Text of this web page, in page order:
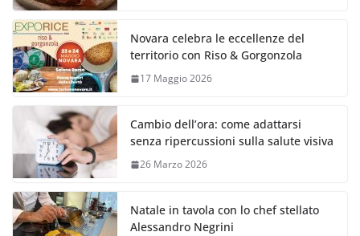
Novara celebra le eccellenze del
territorio con Riso & Gorgonzola
17 Maggio 2026
Cambio dell’ora: come adattarsi
senza ripercussioni sulla salute visiva
26 Marzo 2026
Natale in tavola con lo chef stellato
Alessandro Negrini